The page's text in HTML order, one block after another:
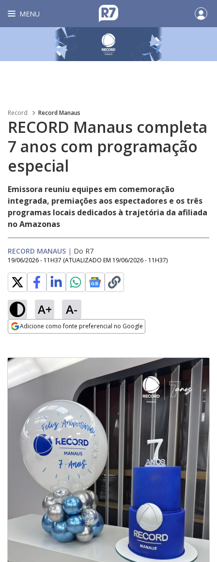
MENU
Record Record Manaus
RECORD Manaus completa
7 anos com programação
especial
Emissora reuniu equipes em comemoração
integrada, premiações aos espectadores e os três
programas locais dedicados à trajetória da afiliada
no Amazonas
RECORD MANAUS | Do R7
19/06/2026 - 11H37 (ATUALIZADO EM 19/06/2026 - 11H37)
A+ A-
Adicione como fonte preferencial no Google